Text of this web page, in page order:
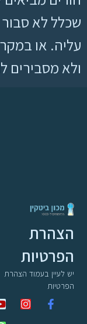
שכלל לא
עליה. או
ולא מסבירים
הצהרת
הפרטיות
יש לעיין בעמוד הצהרת
הפרטיות